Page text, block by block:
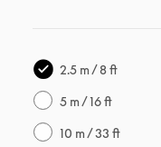
2.5 m / 8 ft
5 m / 16 ft
10 m / 33 ft